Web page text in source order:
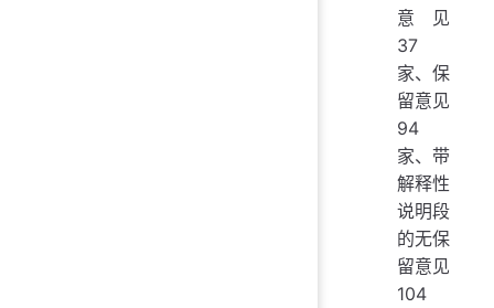
意见
37
家、保
留意见
94
家、带
解释性
说明段
的无保
留意见
104